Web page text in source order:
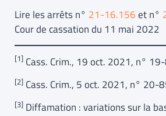
Lire les arrêts n° 21-16.156et n°
Cour de cassation du 11 mai 2022
[1] Cass. Crim., 19 oct. 2021, n°
[2] Cass. Crim., 5 oct. 2021, n° 20-
[3] Diffamation : variations sur la